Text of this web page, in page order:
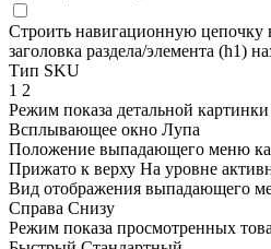
Строить навигационную цепочку
заголовка раздела/элемента (h1)
Тип SKU
1 2
Режим показа детальной картинки
Всплывающее окно Лупа
Положение выпадающего меню
Прижато к верху На уровне
Вид отображения выпадающего
Справа Снизу
Режим показа просмотренных